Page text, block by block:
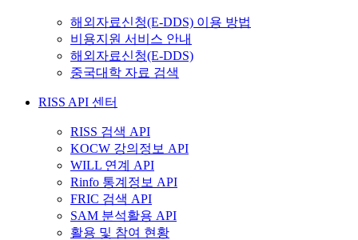
해외자료신청(E-DDS) 이용 방법
비용지원 서비스 안내
해외자료신청(E-DDS)
중국대학 자료 검색
RISS API 센터
RISS 검색 API
KOCW 강의정보 API
WILL 연계 API
Rinfo 통계정보 API
FRIC 검색 API
SAM 분석활용 API
활용 및 참여 현황